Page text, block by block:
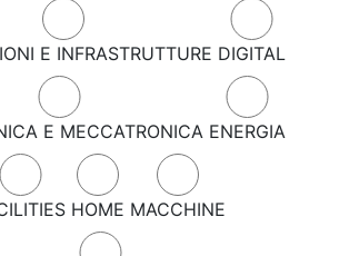
E INFRASTRUTTURE DIGITAL
E MECCATRONICA ENERGIA
HOME MACCHINE